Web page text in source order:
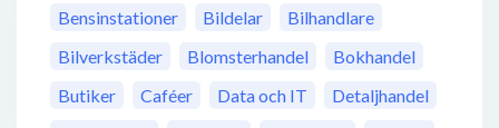
Bensinstationer
Bildelar
Bilhandlare
Bilverkstäder
Blomsterhandel
Bokhandel
Butiker
Caféer Data och IT
Detaljhandel